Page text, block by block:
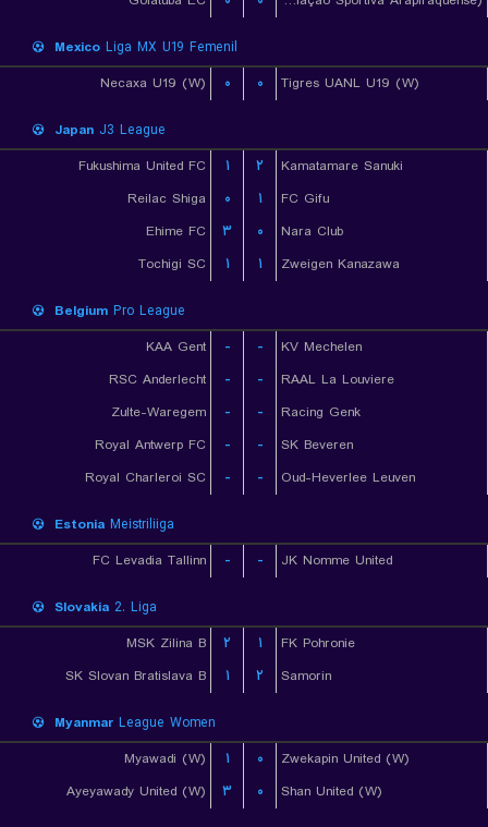
Mexico Liga MX U19 Femenil
Necaxa U19 (W)
۰ ۰ Tigres UANL U19 (W)
Japan J3 League
Fukushima United FC
۱ ۲
Kamatamare Sanuki
Reilac Shiga
۰ ۱
FC Gifu
Ehime FC
۳ ۰
Nara Club
Tochigi SC
۱ ۱ Zweigen Kanazawa
Belgium Pro League
KAA Gent
- -
KV Mechelen
RSC Anderlecht
- -
RAAL La Louviere
Zulte-Waregem
- -
Racing Genk
Royal Antwerp FC
- -
SK Beveren
Royal Charleroi SC
- - Oud-Heverlee Leuven
Estonia Meistriliiga
FC Levadia Tallinn
- - JK Nomme United
Slovakia 2. Liga
MSK Zilina B
۲ ۱
FK Pohronie
SK Slovan Bratislava B
۱ ۲ Samorin
Myanmar League Women
Myawadi (W)
۱ ۰
Zwekapin United (W)
Ayeyawady United (W)
۳ ۰ Shan United (W)